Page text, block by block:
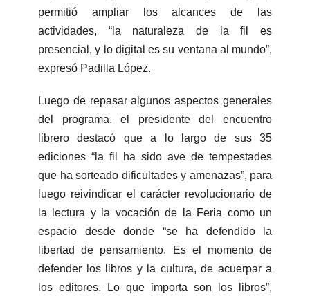
permitió ampliar los alcances de las
actividades, “la naturaleza de la fil es
presencial, y lo digital es su ventana al mundo”,
expresó Padilla López.
Luego de repasar algunos aspectos generales
del programa, el presidente del encuentro
librero destacó que a lo largo de sus 35
ediciones “la fil ha sido ave de tempestades
que ha sorteado dificultades y amenazas”, para
luego reivindicar el carácter revolucionario de
la lectura y la vocación de la Feria como un
espacio desde donde “se ha defendido la
libertad de pensamiento. Es el momento de
defender los libros y la cultura, de acuerpar a
los editores. Lo que importa son los libros”,